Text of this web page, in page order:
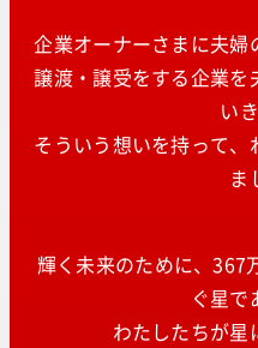
企業オーナーさまに夫婦
譲渡・譲受をする企業
い
そういう想いを持って
ま
輝く未来のために、367
ぐ星で
わたしたちが星